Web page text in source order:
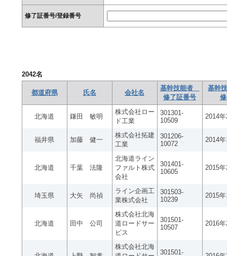
修了証番号/登録番号
2042名
都道府県 氏名 会社名
基幹技能者
修了証番号
基幹
北海道 鎌田 敏明
株式会社ロー
ド工業
301301-
10509
2014
福井県 加藤 健一
株式会社拓建
工業
301206-
10072
2014
北海道 千葉 法隆
北海道ライン
ファルト株式
会社
301401-
10605
2015
埼玉県 大矢 尚禎
ライン企画工
業株式会社
301503-
10239
2015
北海道 田中 公司
株式会社北海
道ロードサー
ビス
301501-
10507
2016
株式会社北海
301501-